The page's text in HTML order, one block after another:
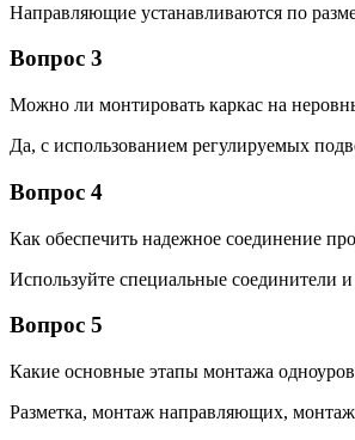
Направляющие устанавливаются по
Вопрос 3
Можно ли монтировать каркас на
Да, с использованием регулируемых
Вопрос 4
Как обеспечить надежное соединение
Используйте специальные соединители
Вопрос 5
Какие основные этапы монтажа
Разметка, монтаж направляющих,